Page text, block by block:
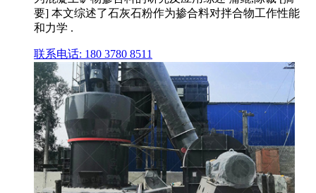
要] 本文综述了石灰石粉作为掺合料对拌合物工作性能
和力学 .
联系电话: 180 3780 8511